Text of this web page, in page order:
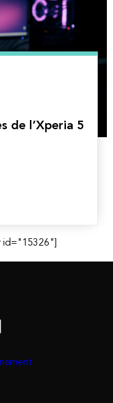
de l’Xperia 5
id="15326"]